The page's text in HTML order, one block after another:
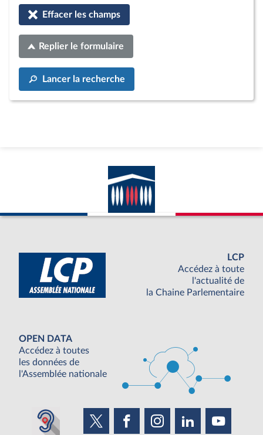
Effacer les champs
Replier le formulaire
Lancer la recherche
LCP
Accédez à toute
l'actualité de
la Chaine Parlementaire
OPEN DATA
Accédez à toutes
les données de
l'Assemblée nationale